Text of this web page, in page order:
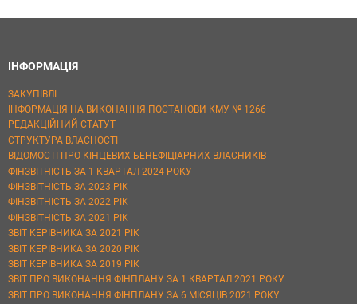
ІНФОРМАЦІЯ
ЗАКУПІВЛІ
ІНФОРМАЦІЯ НА ВИКОНАННЯ ПОСТАНОВИ КМУ № 1266
РЕДАКЦІЙНИЙ СТАТУТ
СТРУКТУРА ВЛАСНОСТІ
ВІДОМОСТІ ПРО КІНЦЕВИХ БЕНЕФІЦІАРНИХ ВЛАСНИКІВ
ФІНЗВІТНІСТЬ ЗА 1 КВАРТАЛ 2024 РОКУ
ФІНЗВІТНІСТЬ ЗА 2023 РІК
ФІНЗВІТНІСТЬ ЗА 2022 РІК
ФІНЗВІТНІСТЬ ЗА 2021 РІК
ЗВІТ КЕРІВНИКА ЗА 2021 РІК
ЗВІТ КЕРІВНИКА ЗА 2020 РІК
ЗВІТ КЕРІВНИКА ЗА 2019 РІК
ЗВІТ ПРО ВИКОНАННЯ ФІНПЛАНУ ЗА 1 КВАРТАЛ 2021 РОКУ
ЗВІТ ПРО ВИКОНАННЯ ФІНПЛАНУ ЗА 6 МІСЯЦІВ 2021 РОКУ